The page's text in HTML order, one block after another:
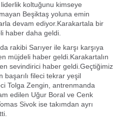
koltuğunu kimseye
Beşiktaş yoluna emin
devam ediyor.Karakartala bir
haber daha geldi.
rakibi Sarıyer ile karşı karşıya
müjdeli haber geldi.Karakartalın
sevindirici haber geldi.Geçtiğimiz
fileci tekrar yeşil
Tolga Zengin, antrenmanda
edilen Uğur Boral ve Cenk
Sivok ise takımdan ayrı